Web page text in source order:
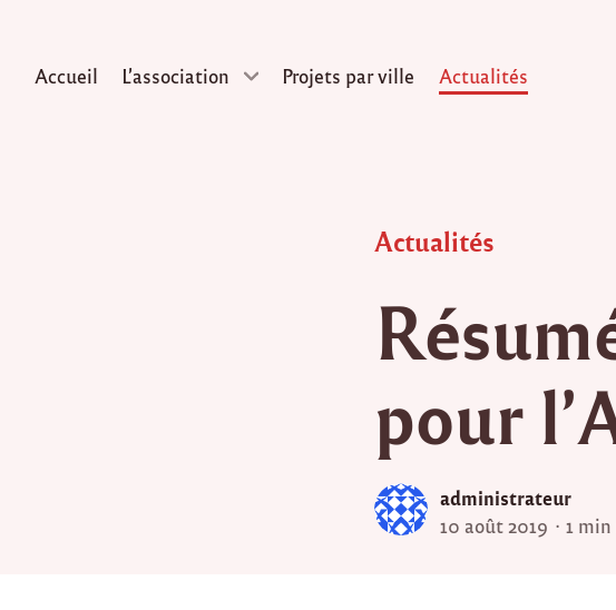
Accueil L’association Projets par ville Actualités
Posted
Actualités
pour
administrateur
10 août 2019 1 min